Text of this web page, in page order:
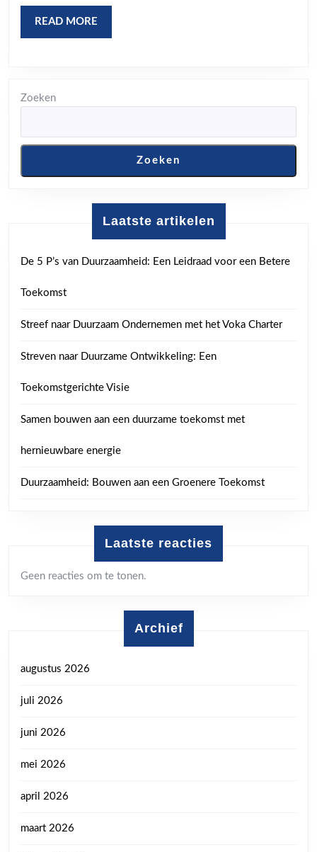
READ MORE
MORE
Zoeken
Zoeken
Laatste artikelen
De 5 P’s van Duurzaamheid: Een Leidraad voor een Betere
Toekomst
Streef naar Duurzaam Ondernemen met het Voka Charter
Streven naar Duurzame Ontwikkeling: Een
Toekomstgerichte Visie
Samen bouwen aan een duurzame toekomst met
hernieuwbare energie
Duurzaamheid: Bouwen aan een Groenere Toekomst
Laatste reacties
Geen reacties om te tonen.
Archief
augustus 2026
juli 2026
juni 2026
mei 2026
april 2026
maart 2026